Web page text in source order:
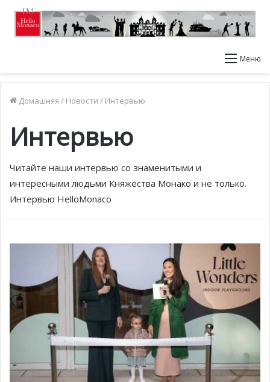
Меню
Домашняя / Новости / Интервью
Интервью
Читайте наши интервью со знаменитыми и
интересными людьми Княжества Монако и не только.
Интервью HelloMonaco